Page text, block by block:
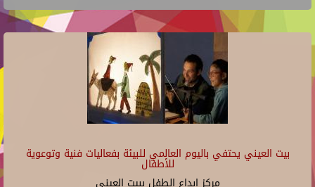
بيت العيني يحتفي باليوم العالمي للبيئة بفعاليات فنية وتوعوية
للأطفال